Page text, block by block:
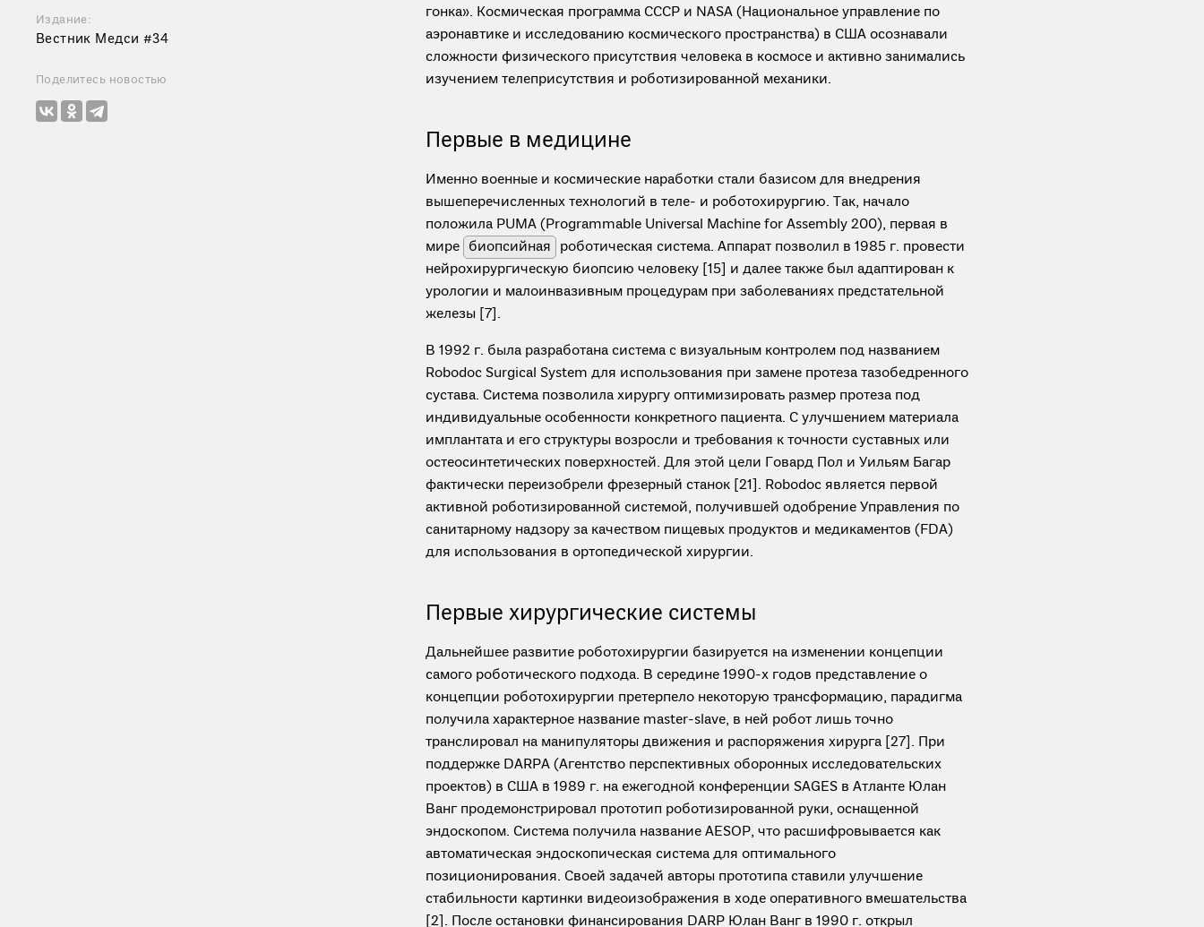
Издание:
Вестник Медси #34
Поделитесь новостью
гонка». Космическая программа СССР и NASA (Национальное управление по
аэронавтике и исследованию космического пространства) в США осознавали
сложности физического присутствия человека в космосе и активно занимались
изучением телеприсутствия и роботизированной механики.
Первые в медицине
Именно военные и космические наработки стали базисом для внедрения
вышеперечисленных технологий в теле- и роботохирургию. Так, начало
положила PUMA (Programmable Universal Machine for Assembly 200), первая в
мире биопсийная роботическая система. Аппарат позволил в 1985 г. провести
нейрохирургическую биопсию человеку [15] и далее также был адаптирован к
урологии и малоинвазивным процедурам при заболеваниях предстательной
железы [7].
В 1992 г. была разработана система с визуальным контролем под названием
Robodoc Surgical System для использования при замене протеза тазобедренного
сустава. Система позволила хирургу оптимизировать размер протеза под
индивидуальные особенности конкретного пациента. С улучшением материала
имплантата и его структуры возросли и требования к точности суставных или
остеосинтетических поверхностей. Для этой цели Говард Пол и Уильям Багар
фактически переизобрели фрезерный станок [21]. Robodoc является первой
активной роботизированной системой, получившей одобрение Управления по
санитарному надзору за качеством пищевых продуктов и медикаментов (FDA)
для использования в ортопедической хирургии.
Первые хирургические системы
Дальнейшее развитие роботохирургии базируется на изменении концепции
самого роботического подхода. В середине 1990-х годов представление о
концепции роботохирургии претерпело некоторую трансформацию, парадигма
получила характерное название master-slave, в ней робот лишь точно
транслировал на манипуляторы движения и распоряжения хирурга [27]. При
поддержке DARPA (Агентство перспективных оборонных исследовательских
проектов) в США в 1989 г. на ежегодной конференции SAGES в Атланте Юлан
Ванг продемонстрировал прототип роботизированной руки, оснащенной
эндоскопом. Система получила название AESOP, что расшифровывается как
автоматическая эндоскопическая система для оптимального
позиционирования. Своей задачей авторы прототипа ставили улучшение
стабильности картинки видеоизображения в ходе оперативного вмешательства
[2]. После остановки финансирования DARP Юлан Ванг в 1990 г. открыл